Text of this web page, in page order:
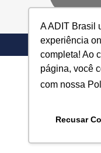
A ADIT Brasil
experiência
completa! Ao
página, você
com nossa
Recusar